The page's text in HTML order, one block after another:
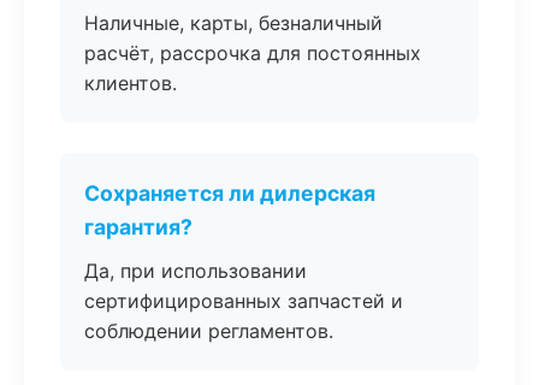
Наличные, карты, безналичный
расчёт, рассрочка для постоянных
клиентов.
Сохраняется ли дилерская
гарантия?
Да, при использовании
сертифицированных запчастей и
соблюдении регламентов.